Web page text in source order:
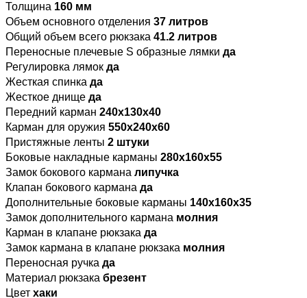
Толщина 160 мм
Объем основного отделения 37 литров
Общий объем всего рюкзака 41.2 литров
Переносные плечевые S образные лямки да
Регулировка лямок да
Жесткая спинка да
Жесткое днище да
Передний карман 240х130х40
Карман для оружия 550х240х60
Пристяжные ленты 2 штуки
Боковые накладные карманы 280х160х55
Замок бокового кармана липучка
Клапан бокового кармана да
Дополнительные боковые карманы 140х160х35
Замок дополнительного кармана молния
Карман в клапане рюкзака да
Замок кармана в клапане рюкзака молния
Переносная ручка да
Материал рюкзака брезент
Цвет хаки